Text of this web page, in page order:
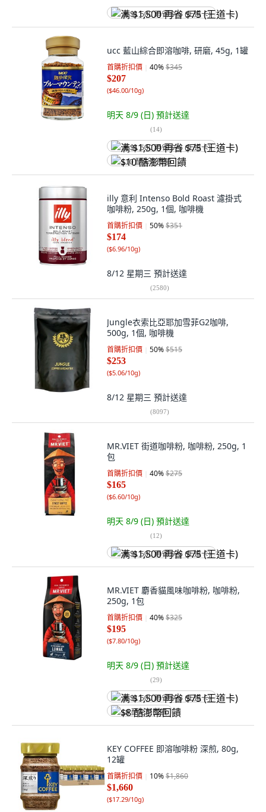
满 $1,500 再省 $75 (王道卡)
ucc 藍山綜合即溶咖啡, 研磨, 45g, 1罐
首購折扣價 40%$345
$207
($46.00/10g)
明天 8/9 (日) 預計送達
(14)
满 $1,500 再省 $75 (王道卡)
$10 酷澎幣回饋
illy 意利 Intenso Bold Roast 濾掛式
咖啡粉, 250g, 1個, 咖啡機
首購折扣價 50%$351
$174
($6.96/10g)
8/12 星期三 預計送達
(2580)
Jungle衣索比亞耶加雪菲G2咖啡,
500g, 1個, 咖啡機
首購折扣價 50%$515
$253
($5.06/10g)
8/12 星期三 預計送達
(8097)
MR.VIET 街道咖啡粉, 咖啡粉, 250g, 1
包
首購折扣價 40%$275
$165
($6.60/10g)
明天 8/9 (日) 預計送達
(12)
满 $1,500 再省 $75 (王道卡)
MR.VIET 麝香貓風味咖啡粉, 咖啡粉,
250g, 1包
首購折扣價 40%$325
$195
($7.80/10g)
明天 8/9 (日) 預計送達
(29)
满 $1,500 再省 $75 (王道卡)
$8 酷澎幣回饋
KEY COFFEE 即溶咖啡粉 深煎, 80g,
12罐
首購折扣價 10%$1,860
$1,660
($17.29/10g)